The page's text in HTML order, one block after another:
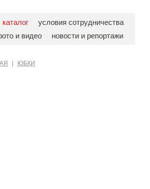
каталог
условия сотрудничества
и видео новости и репортажи
ЮБКИ